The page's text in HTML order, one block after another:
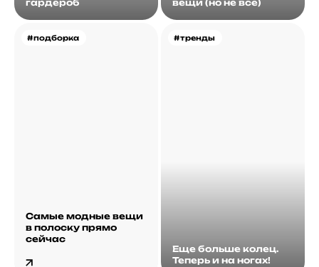
гардероб вещи (но не все)
#подборка
Самые модные вещи
в полоску прямо
сейчас
#тренды
Еще больше колец.
Теперь и на ногах!